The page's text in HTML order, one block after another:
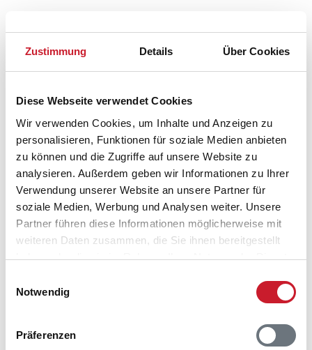
Zustimmung Details Über Cookies
Diese Webseite verwendet Cookies
Wir verwenden Cookies, um Inhalte und Anzeigen zu
personalisieren, Funktionen für soziale Medien anbieten
zu können und die Zugriffe auf unsere Website zu
analysieren. Außerdem geben wir Informationen zu Ihrer
Verwendung unserer Website an unsere Partner für
soziale Medien, Werbung und Analysen weiter. Unsere
Partner führen diese Informationen möglicherweise mit
weiteren Daten zusammen, die Sie ihnen bereitgestellt
haben oder die sie im Rahmen Ihrer Nutzung der Dienste
Notwendig
Präferenzen
Belegungskalender
Reisedauer auswählen
Anzahl Reisende auswählen
Hausbeschreibung und/oder der Ausstattung ergeben